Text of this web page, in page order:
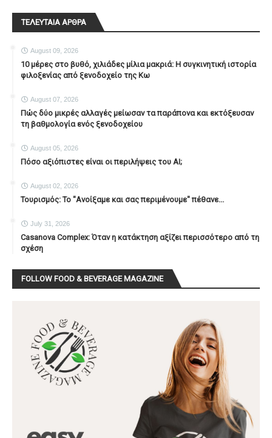
ΤΕΛΕΥΤΑΙΑ ΑΡΘΡΑ
August 09, 2026
10 μέρες στο βυθό, χιλιάδες μίλια μακριά: Η συγκινητική ιστορία
φιλοξενίας από ξενοδοχείο της Κω
August 07, 2026
Πώς δύο μικρές αλλαγές μείωσαν τα παράπονα και εκτόξευσαν
τη βαθμολογία ενός ξενοδοχείου
August 05, 2026
Πόσο αξιόπιστες είναι οι περιλήψεις του ΑΙ;
August 02, 2026
Τουρισμός: Το "Ανοίξαμε και σας περιμένουμε" πέθανε...
July 31, 2026
Casanova Complex: Όταν η κατάκτηση αξίζει περισσότερο από τη
σχέση
FOLLOW FOOD & BEVERAGE MAGAZINE